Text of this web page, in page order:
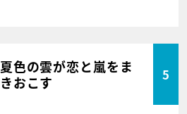
夏色の雲が恋と嵐をま
きおこす
5